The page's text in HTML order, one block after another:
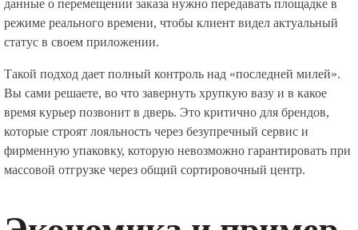
данные о перемещении заказа нужно передавать площадке в
режиме реального времени, чтобы клиент видел актуальный
статус в своем приложении.
Такой подход дает полный контроль над «последней милей».
Вы сами решаете, во что завернуть хрупкую вазу и в какое
время курьер позвонит в дверь. Это критично для брендов,
которые строят лояльность через безупречный сервис и
фирменную упаковку, которую невозможно гарантировать при
массовой отгрузке через общий сортировочный центр.